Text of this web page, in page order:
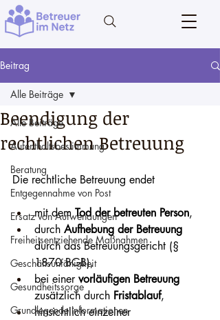
Beitrag
Alle Beiträge
Aufenthaltsbestimmung
Beratung
Entgegennahme von Post
Ersatz von Aufwendungen
Freiheitsentziehende Maßnahmen
Geschäftsunfähigkeit
Gesundheitssorge
Grundlegende Informationen
Alle Beiträge
Beendigung der
rechtlichen Betreuung
Die rechtliche Betreuung endet
mit dem Tod der betreuten Person,
durch Aufhebung der Betreuung
durch das Betreuungsgericht (§
1870 BGB),
bei einer vorläufigen Betreuung
zusätzlich durch Fristablauf,
hinsichtlich einzelner